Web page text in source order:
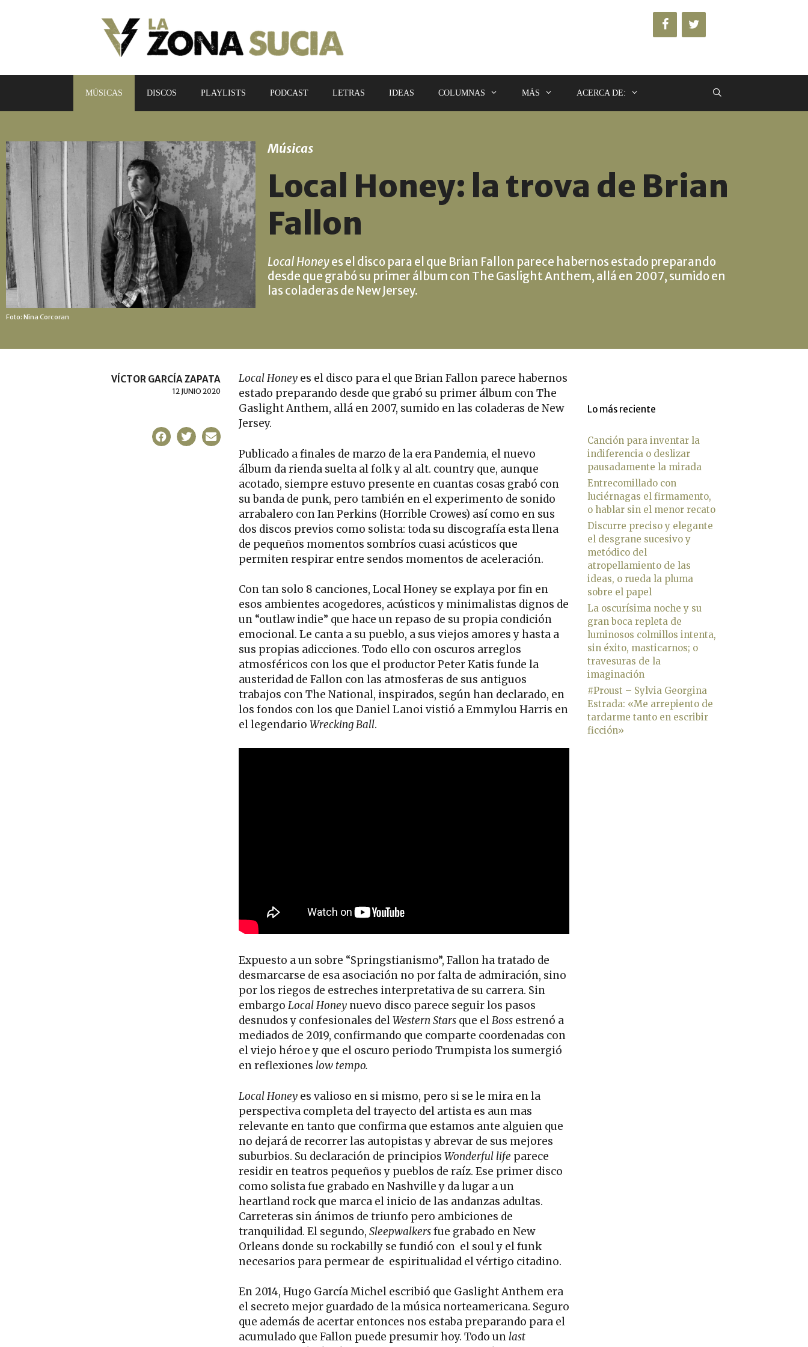
MÚSICAS DISCOS PLAYLISTS PODCAST LETRAS IDEAS COLUMNAS MÁS ACERCA DE:
Foto: Nina Corcoran
Músicas
Local Honey: la trova de Brian
Fallon
Local Honeyes el disco para el que Brian Fallon parece habernos estado preparando
desde que grabó su primer álbum con The Gaslight Anthem, allá en 2007, sumido en
las coladeras de New Jersey.
Local Honey es el disco para el que Brian Fallon parece habernos
estado preparando desde que grabó su primer álbum con The
Gaslight Anthem, allá en 2007, sumido en las coladeras de New
Jersey.
Publicado a finales de marzo de la era Pandemia, el nuevo
álbum da rienda suelta al folk y al alt. country que, aunque
acotado, siempre estuvo presente en cuantas cosas grabó con
su banda de punk, pero también en el experimento de sonido
arrabalero con Ian Perkins (Horrible Crowes) así como en sus
dos discos previos como solista: toda su discografía esta llena
de pequeños momentos sombríos cuasi acústicos que
permiten respirar entre sendos momentos de aceleración.
Con tan solo 8 canciones, Local Honey se explaya por fin en
esos ambientes acogedores, acústicos y minimalistas dignos de
un “outlaw indie” que hace un repaso de su propia condición
emocional. Le canta a su pueblo, a sus viejos amores y hasta a
sus propias adicciones. Todo ello con oscuros arreglos
atmosféricos con los que el productor Peter Katis funde la
austeridad de Fallon con las atmosferas de sus antiguos
trabajos con The National, inspirados, según han declarado, en
los fondos con los que Daniel Lanoi vistió a Emmylou Harris en
el legendario Wrecking Ball.
Expuesto a un sobre “Springstianismo”, Fallon ha tratado de
desmarcarse de esa asociación no por falta de admiración, sino
por los riegos de estreches interpretativa de su carrera. Sin
embargo Local Honey nuevo disco parece seguir los pasos
desnudos y confesionales delWestern Stars que elBoss estrenó a
mediados de 2019, confirmando que comparte coordenadas con
el viejo héroe y que el oscuro periodo Trumpista los sumergió
en reflexiones low tempo.
Local Honey es valioso en si mismo, pero si se le mira en la
perspectiva completa del trayecto del artista es aun mas
relevante en tanto que confirma que estamos ante alguien que
no dejará de recorrer las autopistas y abrevar de sus mejores
suburbios. Su declaración de principios Wonderful life parece
residir en teatros pequeños y pueblos de raíz. Ese primer disco
como solista fue grabado en Nashville y da lugar a un
heartland rock que marca el inicio de las andanzas adultas.
Carreteras sin ánimos de triunfo pero ambiciones de
tranquilidad. El segundo, Sleepwalkersfue grabado en New
Orleans donde su rockabilly se fundió con el soul y el funk
necesarios para permear de espiritualidad el vértigo citadino.
En 2014, Hugo García Michel escribió que Gaslight Anthem era
el secreto mejor guardado de la música norteamericana. Seguro
que además de acertar entonces nos estaba preparando para el
acumulado que Fallon puede presumir hoy. Todo un last
VÍCTOR GARCÍA ZAPATA
12 JUNIO 2020
Lo más reciente
Canción para inventar la
indiferencia o deslizar
pausadamente la mirada
Entrecomillado con
luciérnagas el firmamento,
o hablar sin el menor recato
Discurre preciso y elegante
el desgrane sucesivo y
metódico del
atropellamiento de las
ideas, o rueda la pluma
sobre el papel
La oscurísima noche y su
gran boca repleta de
luminosos colmillos intenta,
sin éxito, masticarnos; o
travesuras de la
imaginación
#Proust – Sylvia Georgina
Estrada: «Me arrepiento de
tardarme tanto en escribir
ficción»